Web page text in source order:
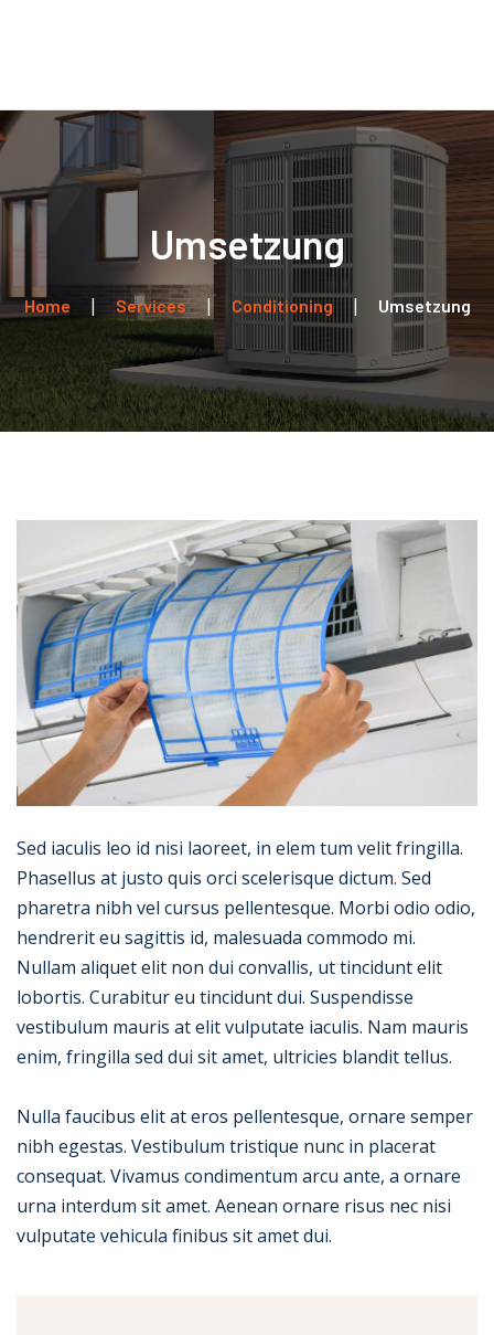
Leistungen
Kontakt
Umsetzung
Home Services Conditioning Umsetzung
Sed iaculis leo id nisi laoreet, in elem tum velit fringilla.
Phasellus at justo quis orci scelerisque dictum. Sed
pharetra nibh vel cursus pellentesque. Morbi odio odio,
hendrerit eu sagittis id, malesuada commodo mi.
Nullam aliquet elit non dui convallis, ut tincidunt elit
lobortis. Curabitur eu tincidunt dui. Suspendisse
vestibulum mauris at elit vulputate iaculis. Nam mauris
enim, fringilla sed dui sit amet, ultricies blandit tellus.
Nulla faucibus elit at eros pellentesque, ornare semper
nibh egestas. Vestibulum tristique nunc in placerat
consequat. Vivamus condimentum arcu ante, a ornare
urna interdum sit amet. Aenean ornare risus nec nisi
vulputate vehicula finibus sit amet dui.